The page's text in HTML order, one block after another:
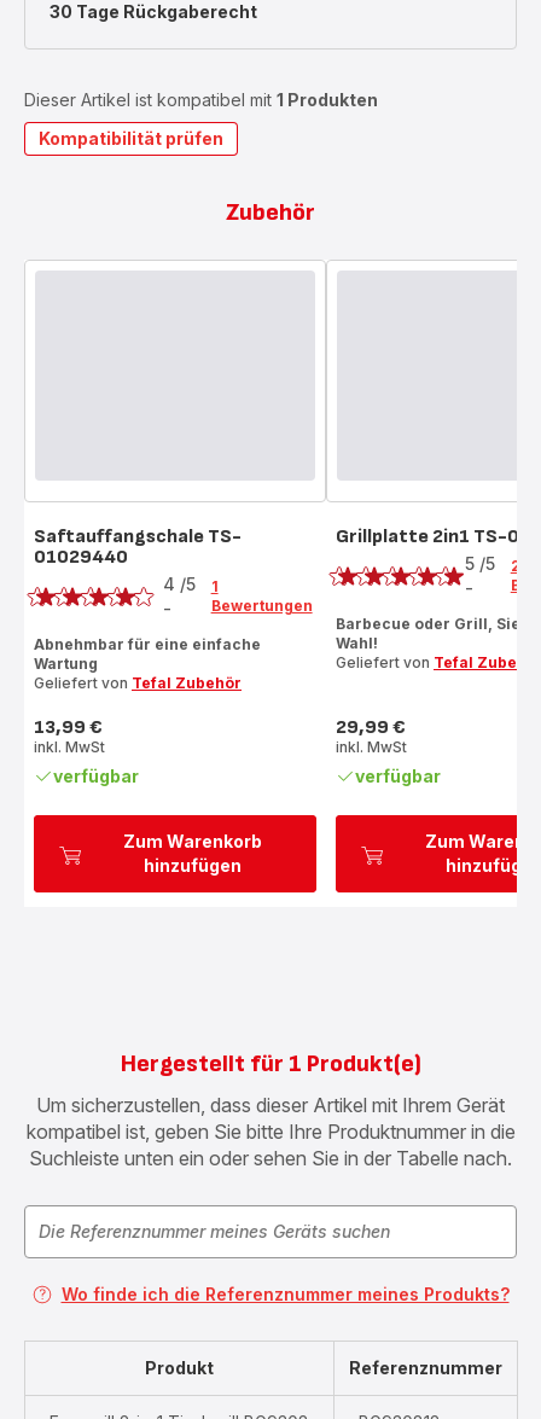
30 Tage Rückgaberecht
Dieser Artikel ist kompatibel mit 1 Produkten
Kompatibilität prüfen
Zubehör
Zum Warenkorb
hinzufügen
Saftauffangschale TS-
01029440
Bewertung
mit
4
Sternen
4 /5
-
1
Bewertungen
Abnehmbar für eine einfache
Wartung
Geliefert von Tefal Zubehör
Preis
13,99 €
inkl. MwSt
verfügbar
Zum
Grillplatte 2in1 TS-
Bewertung
mit
5
Sternen
5 /5
-
2
Barbecue oder Grill, Sie
Wahl!
Geliefert von Tefal
Preis
29,99 €
inkl. MwSt
verfügbar
Hergestellt für 1 Produkt(e)
Um sicherzustellen, dass dieser Artikel mit Ihrem Gerät
kompatibel ist, geben Sie bitte Ihre Produktnummer in die
Suchleiste unten ein oder sehen Sie in der Tabelle nach.
Wo finde ich die Referenznummer meines Produkts?
Produkt Referenznummer